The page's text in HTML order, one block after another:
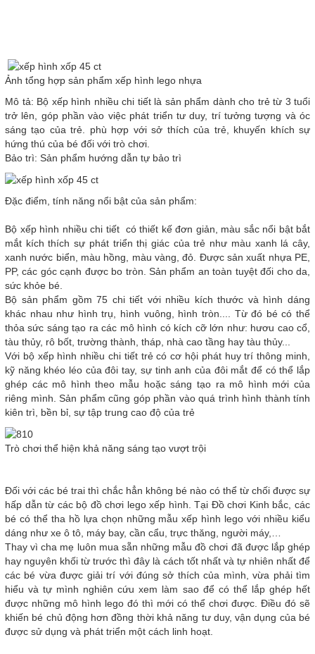
Ảnh tổng hợp sản phẩm xếp hình lego nhựa
Mô tả: Bộ xếp hình nhiều chi tiết là sản phẩm dành cho trẻ từ 3 tuổi
trở lên, góp phần vào việc phát triển tư duy, trí tưởng tượng và óc
sáng tạo của trẻ. phù hợp với sở thích của trẻ, khuyến khích sự
hứng thú của bé đối với trò chơi.
Bảo trì: Sản phẩm hướng dẫn tự bảo trì
Đặc điểm, tính năng nổi bật của sản phẩm:
Bộ xếp hình nhiều chi tiết có thiết kế đơn giản, màu sắc nổi bật bắt
mắt kích thích sự phát triển thị giác của trẻ như màu xanh lá cây,
xanh nước biển, màu hồng, màu vàng, đỏ. Được sản xuất nhựa PE,
PP, các góc cạnh được bo tròn. Sản phẩm an toàn tuyệt đối cho da,
sức khỏe bé.
Bộ sản phẩm gồm 75 chi tiết với nhiều kích thước và hình dáng
khác nhau như hình trụ, hình vuông, hình tròn.... Từ đó bé có thể
thỏa sức sáng tạo ra các mô hình có kích cỡ lớn như: hươu cao cổ,
tàu thủy, rô bốt, trường thành, tháp, nhà cao tầng hay tàu thủy...
Với bộ xếp hình nhiều chi tiết trẻ có cơ hội phát huy trí thông minh,
kỹ năng khéo léo của đôi tay, sự tinh anh của đôi mắt để có thể lắp
ghép các mô hình theo mẫu hoặc sáng tạo ra mô hình mới của
riêng mình. Sản phẩm cũng góp phần vào quá trình hình thành tính
kiên trì, bền bỉ, sự tập trung cao độ của trẻ
Trò chơi thể hiện khả năng sáng tạo vượt trội
Đối với các bé trai thì chắc hẳn không bé nào có thể từ chối được sự
hấp dẫn từ các bộ đồ chơi lego xếp hình. Tại Đồ chơi Kinh bắc, các
bé có thể tha hồ lựa chọn những mẫu xếp hình lego với nhiều kiểu
dáng như xe ô tô, máy bay, cần cẩu, trực thăng, người máy,…
Thay vì cha mẹ luôn mua sẵn những mẫu đồ chơi đã được lắp ghép
hay nguyên khối từ trước thì đây là cách tốt nhất và tự nhiên nhất để
các bé vừa được giải trí với đúng sở thích của mình, vừa phải tìm
hiểu và tự mình nghiên cứu xem làm sao để có thể lắp ghép hết
được những mô hình lego đó thì mới có thể chơi được. Điều đó sẽ
khiến bé chủ động hơn đồng thời khả năng tư duy, vận dụng của bé
được sử dụng và phát triển một cách linh hoạt.